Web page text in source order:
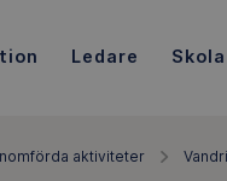
Ledare
aktiviteter